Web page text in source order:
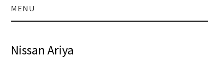
MENU
ZUKUNFT MOBIL
Nissan Ariya